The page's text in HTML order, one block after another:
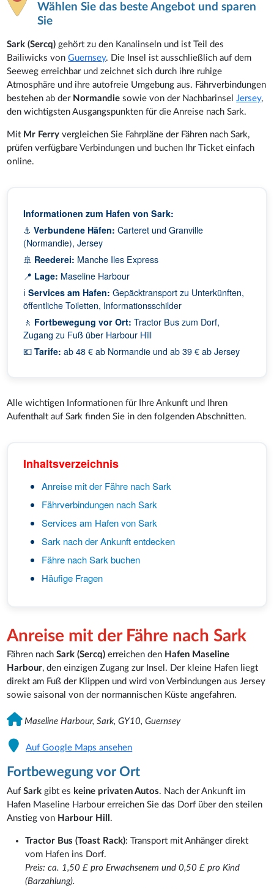
Wählen Sie das beste Angebot und sparen
Sie
Sark (Sercq) gehört zu den Kanalinseln und ist Teil des
Bailiwicks vonGuernsey. Die Insel ist ausschließlich auf dem
Seeweg erreichbar und zeichnet sich durch ihre ruhige
Atmosphäre und ihre autofreie Umgebung aus. Fährverbindungen
bestehen ab der Normandie sowie von der NachbarinselJersey,
den wichtigsten Ausgangspunkten für die Anreise nach Sark.
Mit Mr Ferry vergleichen Sie Fahrpläne der Fähren nach Sark,
prüfen verfügbare Verbindungen und buchen Ihr Ticket einfach
online.
Informationen zum Hafen von Sark:
⚓Verbundene Häfen: Carteret und Granville
(Normandie), Jersey
🚢 Reederei: Manche Iles Express
📍 Lage: Maseline Harbour
ℹ️Services am Hafen: Gepäcktransport zu Unterkünften,
öffentliche Toiletten, Informationsschilder
🚶 Fortbewegung vor Ort: Tractor Bus zum Dorf,
Zugang zu Fuß über Harbour Hill
💶Tarife: ab 48 € ab Normandie und ab 39 € ab Jersey
Alle wichtigen Informationen für Ihre Ankunft und Ihren
Aufenthalt auf Sark finden Sie in den folgenden Abschnitten.
Inhaltsverzeichnis
Anreise mit der Fähre nach Sark
Fährverbindungen nach Sark
Services am Hafen von Sark
Sark nach der Ankunft entdecken
Fähre nach Sark buchen
Häufige Fragen
Anreise mit der Fähre nach Sark
Fähren nachSark (Sercq) erreichen den Hafen Maseline
Harbour, den einzigen Zugang zur Insel. Der kleine Hafen liegt
direkt am Fuß der Klippen und wird von Verbindungen aus Jersey
sowie saisonal von der normannischen Küste angefahren.
Maseline Harbour, Sark, GY10, Guernsey
Auf Google Maps ansehen
Fortbewegung vor Ort
AufSark gibt es keine privaten Autos. Nach der Ankunft im
Hafen Maseline Harbour erreichen Sie das Dorf über den steilen
Anstieg von Harbour Hill .
Tractor Bus (Toast Rack): Transport mit Anhänger direkt
vom Hafen ins Dorf.
Preis: ca. 1,50 £ pro Erwachsenem und 0,50 £ pro Kind
(Barzahlung).